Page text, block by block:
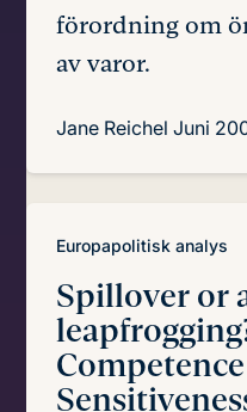
förordning om
av varor.
Jane Reichel Juni
Europapolitisk analys
Spillover or